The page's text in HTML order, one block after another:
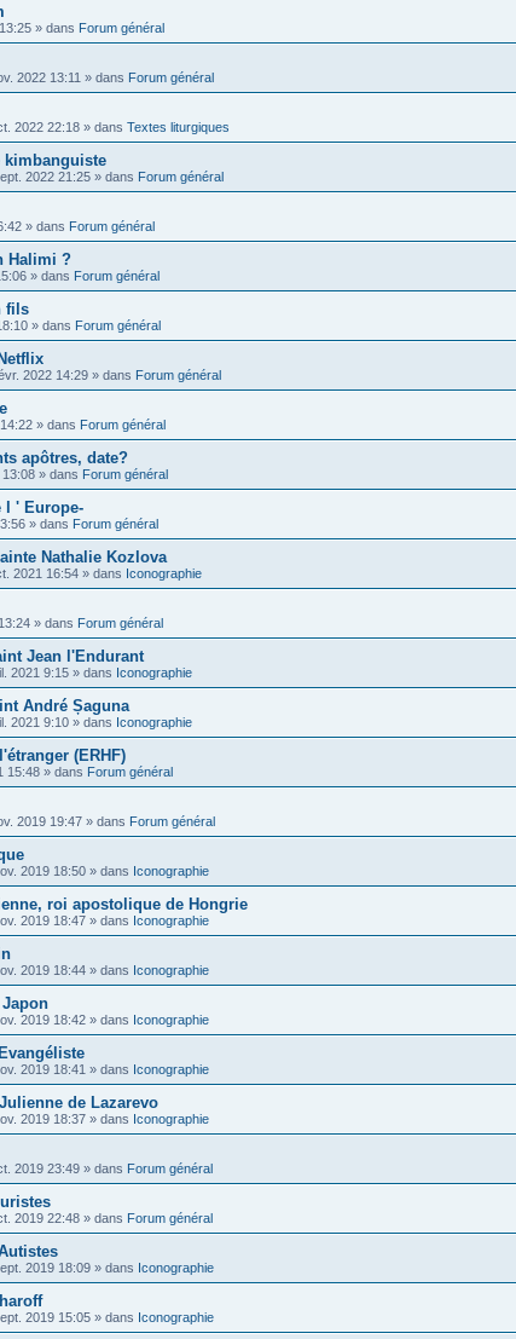
» dans Forum général
2022 13:11 » dans Forum général
2022 22:18 » dans Textes liturgiques
kimbanguiste
2022 21:25 » dans Forum général
» dans Forum général
Halimi ?
» dans Forum général
fils
» dans Forum général
2022 14:29 » dans Forum général
» dans Forum général
apôtres, date?
13:08 » dans Forum général
l ' Europe-
» dans Forum général
Nathalie Kozlova
2021 16:54 » dans Iconographie
» dans Forum général
Jean l'Endurant
2021 9:15 » dans Iconographie
André Șaguna
2021 9:10 » dans Iconographie
(ERHF)
15:48 » dans Forum général
2019 19:47 » dans Forum général
2019 18:50 » dans Iconographie
roi apostolique de Hongrie
2019 18:47 » dans Iconographie
2019 18:44 » dans Iconographie
2019 18:42 » dans Iconographie
2019 18:41 » dans Iconographie
de Lazarevo
2019 18:37 » dans Iconographie
2019 23:49 » dans Forum général
2019 22:48 » dans Forum général
2019 18:09 » dans Iconographie
2019 15:05 » dans Iconographie